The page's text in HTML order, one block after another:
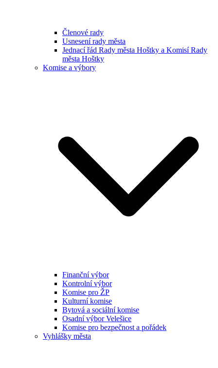
Členové rady
Usnesení rady města
Jednací řád Rady města Hoštky a Komisí Rady
města Hoštky
Komise a výbory
Finanční výbor
Kontrolní výbor
Komise pro ŽP
Kulturní komise
Bytová a sociální komise
Osadní výbor Velešice
Komise pro bezpečnost a pořádek
Vyhlášky města